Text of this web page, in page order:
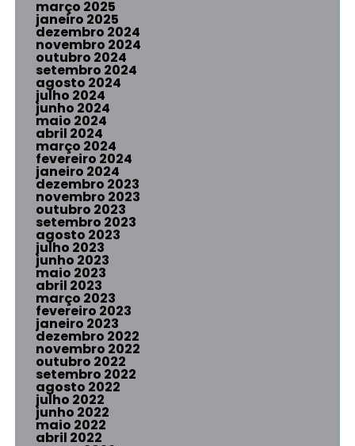
março 2025
janeiro 2025
dezembro 2024
novembro 2024
outubro 2024
setembro 2024
agosto 2024
julho 2024
junho 2024
maio 2024
abril 2024
março 2024
fevereiro 2024
janeiro 2024
dezembro 2023
novembro 2023
outubro 2023
setembro 2023
agosto 2023
julho 2023
junho 2023
maio 2023
abril 2023
março 2023
fevereiro 2023
janeiro 2023
dezembro 2022
novembro 2022
outubro 2022
setembro 2022
agosto 2022
julho 2022
junho 2022
maio 2022
abril 2022